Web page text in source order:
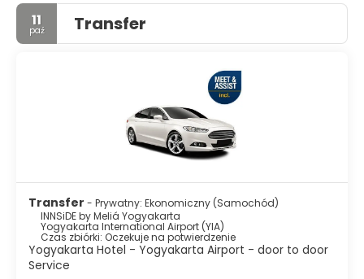
11
paź Transfer
Transfer - Prywatny: Ekonomiczny (Samochód)
INNSiDE by Meliá Yogyakarta
Yogyakarta International Airport (YIA)
Czas zbiórki: Oczekuje na potwierdzenie
Yogyakarta Hotel - Yogyakarta Airport - door to door
Service